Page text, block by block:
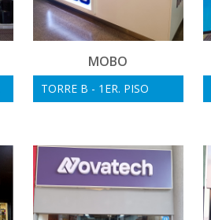
MOBO
TORRE B - 1ER. PISO